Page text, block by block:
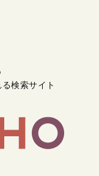
検索サイト